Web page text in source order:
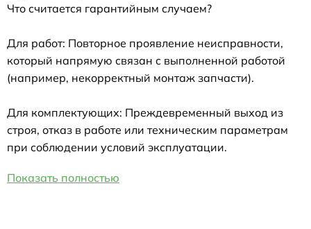
Что считается гарантийным случаем?
Для работ: Повторное проявление неисправности,
который напрямую связан с выполненной работой
(например, некорректный монтаж запчасти).
Для комплектующих: Преждевременный выход из
строя, отказ в работе или техническим параметрам
при соблюдении условий эксплуатации.
Показать полностью